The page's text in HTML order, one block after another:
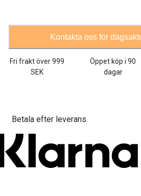
Kontakta oss för
Fri frakt över999
SEK
Öppet köp i 90
dagar
Betala efter leverans.